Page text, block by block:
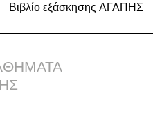
Βιβλίο εξάσκησης ΑΓΑΠΗΣ